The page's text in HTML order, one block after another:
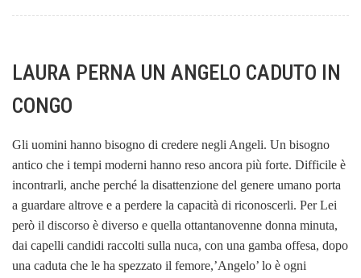
LAURA PERNA UN ANGELO CADUTO IN
CONGO
Gli uomini hanno bisogno di credere negli Angeli. Un bisogno
antico che i tempi moderni hanno reso ancora più forte. Difficile è
incontrarli, anche perché la disattenzione del genere umano porta
a guardare altrove e a perdere la capacità di riconoscerli. Per Lei
però il discorso è diverso e quella ottantanovenne donna minuta,
dai capelli candidi raccolti sulla nuca, con una gamba offesa, dopo
una caduta che le ha spezzato il femore,’Angelo’ lo è ogni